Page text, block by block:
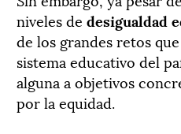
niveles de desigualdad
de los grandes retos
sistema educativo del
alguna a objetivos
por la equidad.